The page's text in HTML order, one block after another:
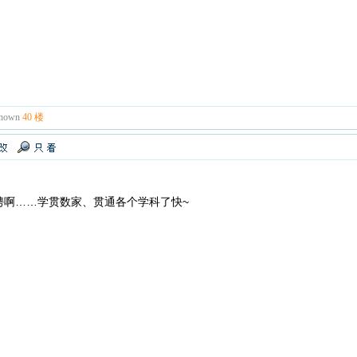
40 楼
啊……学贯数家、贯通各个学科了快~